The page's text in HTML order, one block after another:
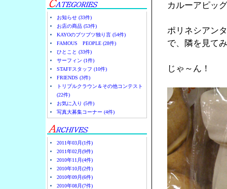
お知らせ (33件)
お店の商品 (53件)
KAYOのブツブツ独り言 (54件)
FAMOUS PEOPLE (28件)
ひとこと (33件)
サーフィン (1件)
STAFFスタッフ (10件)
FRIENDS (3件)
トリプルクラウン＆その他コンテスト
(22件)
お気に入り (5件)
写真大募集コーナー (4件)
2011年03月(1件)
2011年02月(9件)
2010年11月(4件)
2010年10月(2件)
2010年09月(6件)
2010年08月(7件)
カルーアピッ
ポリネシアン
で、隣を見て
じゃ～ん！